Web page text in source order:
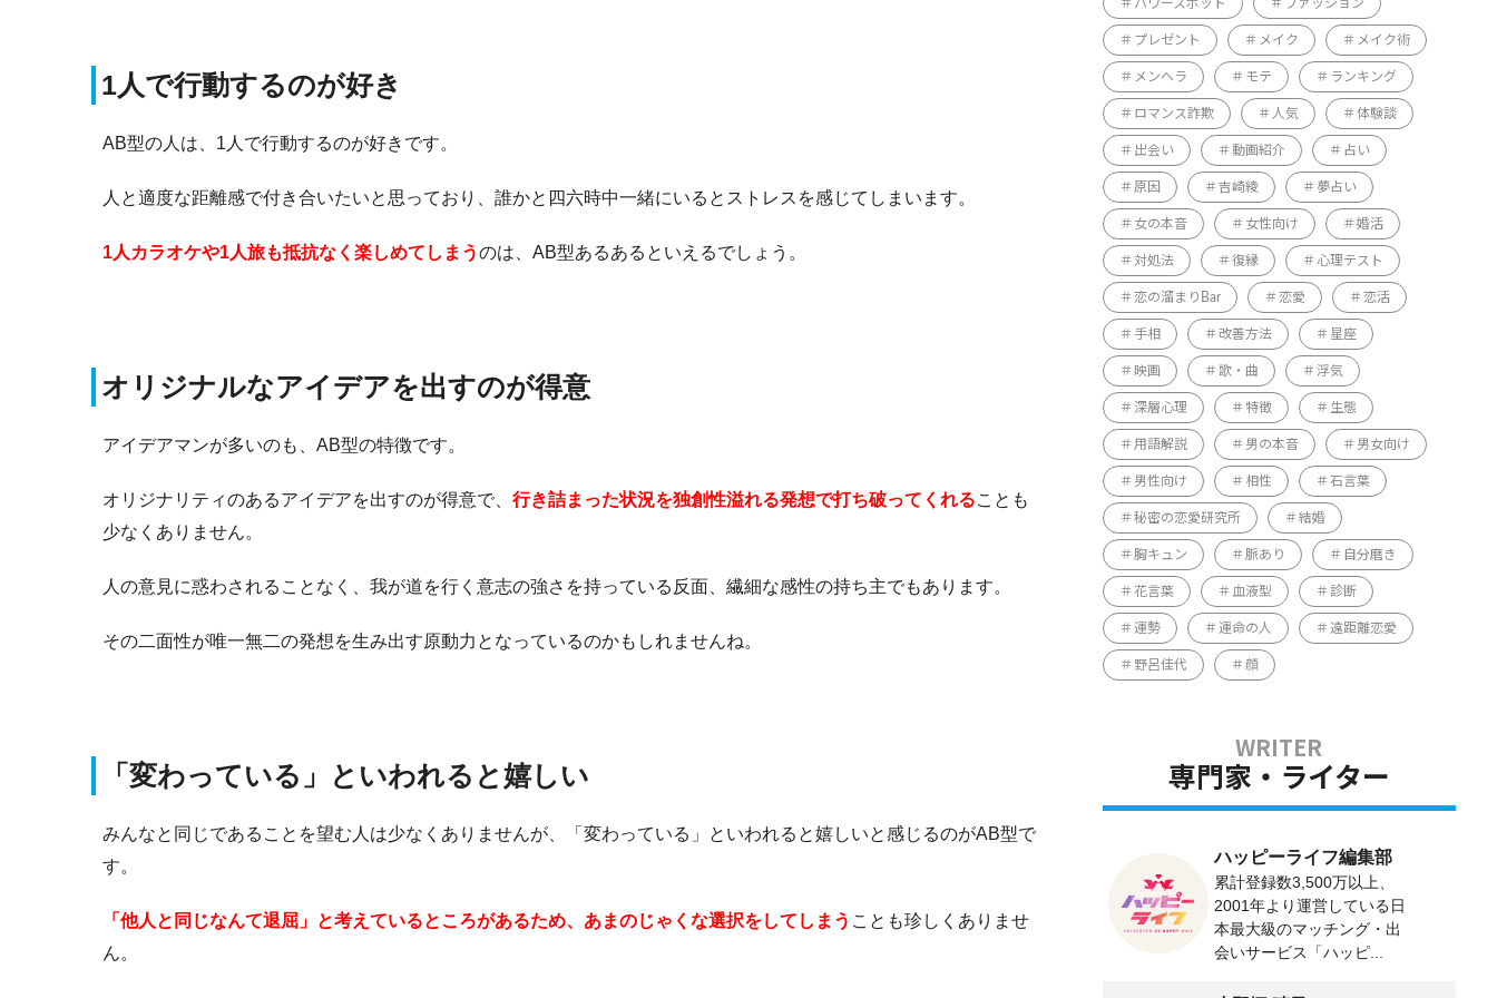
1人で行動するのが好き
AB型の人は、1人で行動するのが好きです。
人と適度な距離感で付き合いたいと思っており、誰かと四六時中一緒にいるとストレスを感じてしまいます。
1人カラオケや1人旅も抵抗なく楽しめてしまうのは、AB型あるあるといえるでしょう。
オリジナルなアイデアを出すのが得意
アイデアマンが多いのも、AB型の特徴です。
オリジナリティのあるアイデアを出すのが得意で、 行き詰まった状況を独創性溢れる発想で打ち破ってくれることも
少なくありません。
人の意見に惑わされることなく、我が道を行く意志の強さを持っている反面、繊細な感性の持ち主でもあります。
その二面性が唯一無二の発想を生み出す原動力となっているのかもしれませんね。
「変わっている」といわれると嬉しい
みんなと同じであることを望む人は少なくありませんが、「変わっている」といわれると嬉しいと感じるのがAB型で
す。
「他人と同じなんて退屈」と考えているところがあるため、あまのじゃくな選択をしてしまう ことも珍しくありませ
ん。
パワースポット ファッション
プレゼント メイク メイク術
メンヘラ モテ ランキング
ロマンス詐欺 人気 体験談
出会い 動画紹介 占い
原因 吉崎綾 夢占い
女の本音 女性向け 婚活
対処法 復縁 心理テスト
恋の溜まりBar 恋愛 恋活
手相 改善方法 星座
映画 歌・曲 浮気
深層心理 特徴 生態
用語解説 男の本音 男女向け
男性向け 相性 石言葉
秘密の恋愛研究所 結婚
胸キュン 脈あり 自分磨き
花言葉 血液型 診断
運勢 運命の人 遠距離恋愛
野呂佳代 顔
専門家・ライター
ハッピーライフ編集部
累計登録数3,500万以上、
2001年より運営している日
本最大級のマッチング・出
会いサービス「ハッピ...